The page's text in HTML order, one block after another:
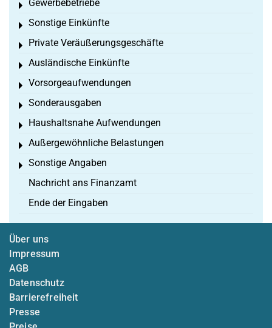
Gewerbebetriebe
Toggle menu
Sonstige Einkünfte
Toggle menu
Private Veräußerungsgeschäfte
Toggle menu
Ausländische Einkünfte
Toggle menu
Vorsorgeaufwendungen
Toggle menu
Sonderausgaben
Toggle menu
Haushaltsnahe Aufwendungen
Toggle menu
Außergewöhnliche Belastungen
Toggle menu
Sonstige Angaben
Toggle menu
Nachricht ans Finanzamt
Ende der Eingaben
Über uns
Impressum
AGB
Datenschutz
Barrierefreiheit
Presse